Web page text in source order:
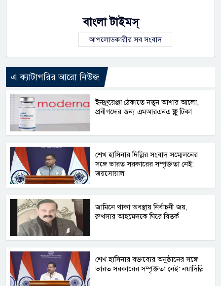
বাংলা টাইমস্
আপলোডকারীর সব সংবাদ
এ ক্যাটাগরির আরো নিউজ
ইনফ্লুয়েঞ্জা ঠেকাতে নতুন আশার আলো,
প্রবীণদের জন্য এমআরএনএ ফ্লু টিকা
শেখ হাসিনার দিল্লির সংবাদ সম্মেলনের
সঙ্গে ভারত সরকারের সম্পৃক্ততা নেই:
জয়সোয়াল
জামিনে থাকা অবস্থায় নির্বাচনী জয়,
রুখসার আহমেদকে ঘিরে বিতর্ক
শেখ হাসিনার বক্তব্যের অনুষ্ঠানের সঙ্গে
ভারত সরকারের সম্পৃক্ততা নেই: নয়াদিল্লি